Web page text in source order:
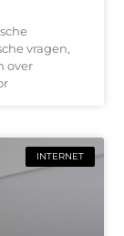
vragen,
over
INTERNET